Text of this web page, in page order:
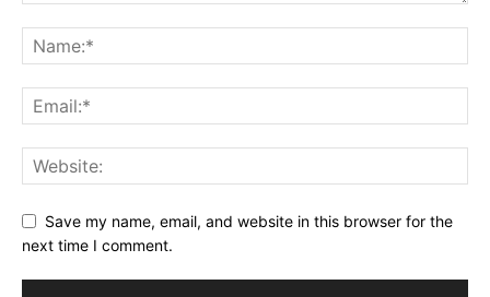
Save my name, email, and website in this browser for the
next time I comment.